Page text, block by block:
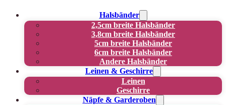
Halsbänder
2,5cm breite Halsbänder
3,8cm breite Halsbänder
5cm breite Halsbänder
6cm breite Halsbänder
Andere Halsbänder
Leinen & Geschirre
Leinen
Geschirre
Näpfe & Garderoben